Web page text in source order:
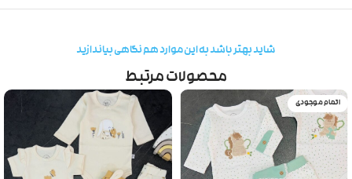
شاید بهتر باشد به این موارد هم نگاهی بیاندازید
محصولات مرتبط
اتمام موجودی